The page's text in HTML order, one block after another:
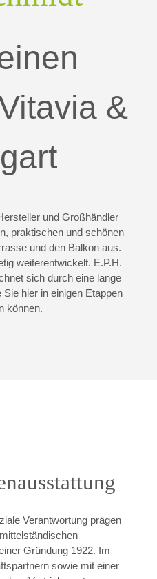
&
und Großhändler
praktischen und schönen
und den Balkon aus.
weiterentwickelt. E.P.H.
sich durch eine lange
hier in einigen Etappen
können.
Verantwortung prägen
Gründung 1922. Im
sowie mit einer